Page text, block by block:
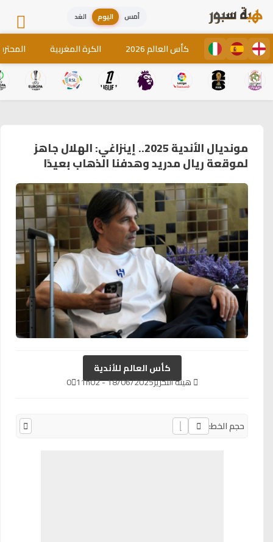
أمس اليوم الغد
كأس العالم 2026 الكرة المغربية
مونديال الأندية 2025.. إينزاغي: الهلال جاهز
لموقعة ريال مدريد وهدفنا الذهاب بعيدًا
كأس العالم للأندية
هيئة التحرير18/06/2025 - 11h02
0
حجم الخط: